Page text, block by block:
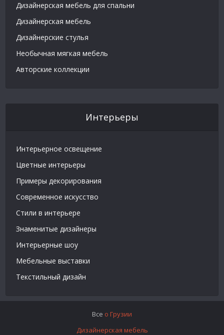
Дизайнерская мебель для спальни
Дизайнерская мебель
Дизайнерские стулья
Необычная мягкая мебель
Авторские коллекции
Интерьеры
Интерьерное освещение
Цветные интерьеры
Примеры декорирования
Современное искусство
Стили в интерьере
Знаменитые дизайнеры
Интерьерные шоу
Мебельные выставки
Текстильный дизайн
Все о Грузии
Дизайнерская мебель